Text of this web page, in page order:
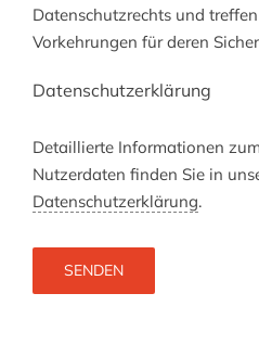
Datenschutzrechts und
Vorkehrungen für deren
Datenschutzerklärung
Detaillierte Informationen
Nutzerdaten finden Sie in
Datenschutzerklärung.